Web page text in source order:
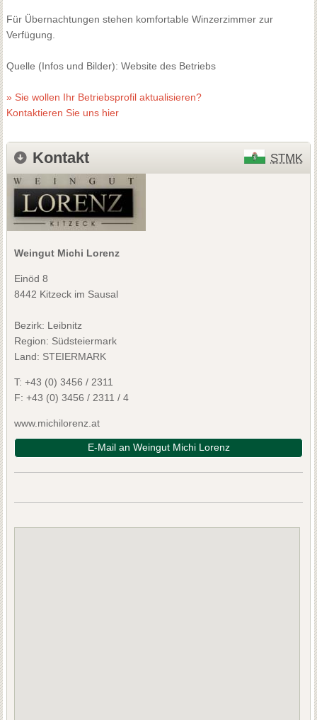
Für Übernachtungen stehen komfortable Winzerzimmer zur
Verfügung.
Quelle (Infos und Bilder): Website des Betriebs
» Sie wollen Ihr Betriebsprofil aktualisieren?
Kontaktieren Sie uns hier
Kontakt STMK
Weingut Michi Lorenz
Einöd 8
8442 Kitzeck im Sausal
Bezirk: Leibnitz
Region: Südsteiermark
Land: STEIERMARK
T: +43 (0) 3456 / 2311
F: +43 (0) 3456 / 2311 / 4
www.michilorenz.at
E-Mail an Weingut Michi Lorenz